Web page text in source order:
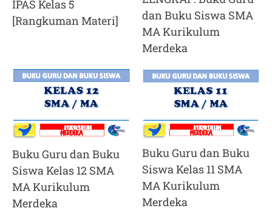
IPAS Kelas 5
[Rangkuman Materi]
dan Buku Siswa SMA
MA Kurikulum
Merdeka
Buku Guru dan Buku
Siswa Kelas 12 SMA
MA Kurikulum
Merdeka
Buku Guru dan Buku
Siswa Kelas 11 SMA
MA Kurikulum
Merdeka